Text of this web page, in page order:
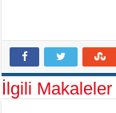
İlgili Makaleler